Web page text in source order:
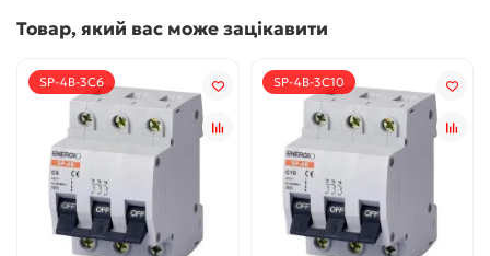
Товар, який вас може зацікавити
SP-4B-3C6 SP-4B-3C10